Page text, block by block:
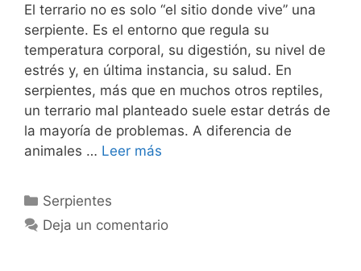
El terrario no es solo “el sitio donde vive” una
serpiente. Es el entorno que regula su
temperatura corporal, su digestión, su nivel de
estrés y, en última instancia, su salud. En
serpientes, más que en muchos otros reptiles,
un terrario mal planteado suele estar detrás de
la mayoría de problemas. A diferencia de
animales … Leer más
Categorías
Serpientes
Deja un comentario